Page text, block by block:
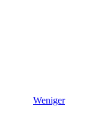
Weniger